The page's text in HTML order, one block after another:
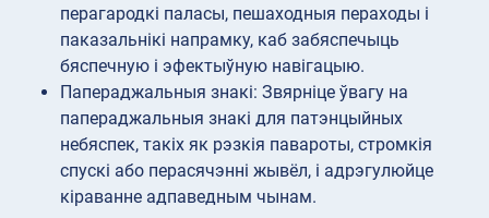
перагародкі паласы, пешаходныя пераходы і
паказальнікі напрамку, каб забяспечыць
бяспечную і эфектыўную навігацыю.
Папераджальныя знакі: Звярніце ўвагу на
папераджальныя знакі для патэнцыйных
небяспек, такіх як рэзкія павароты, стромкія
спускі або перасячэнні жывёл, і адрэгулюйце
кіраванне адпаведным чынам.